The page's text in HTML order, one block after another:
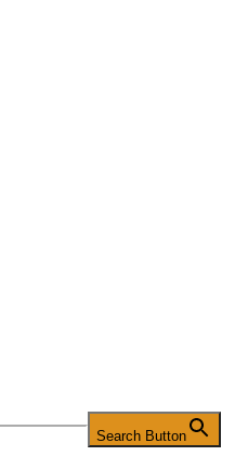
Search Button